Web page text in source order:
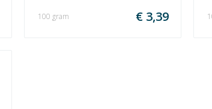
€ 3,39
100 gram